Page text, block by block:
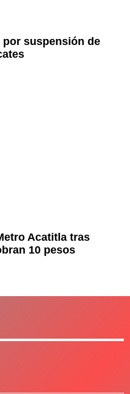
por suspensión de
Acatitla tras
10 pesos